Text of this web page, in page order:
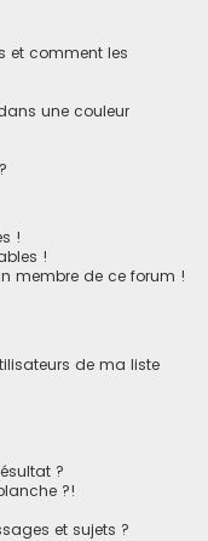
et comment les
une couleur
!
!
membre de ce forum !
de ma liste
?
?!
et sujets ?